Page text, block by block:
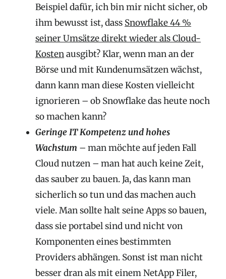
Beispiel dafür, ich bin mir nicht sicher, ob
ihm bewusst ist, dass Snowflake 44 %
seiner Umsätze direkt wieder als Cloud-
Kostenausgibt? Klar, wenn man an der
Börse und mit Kundenumsätzen wächst,
dann kann man diese Kosten vielleicht
ignorieren – ob Snowflake das heute noch
so machen kann?
Geringe IT Kompetenz und hohes
Wachstum – man möchte auf jeden Fall
Cloud nutzen – man hat auch keine Zeit,
das sauber zu bauen. Ja, das kann man
sicherlich so tun und das machen auch
viele. Man sollte halt seine Apps so bauen,
dass sie portabel sind und nicht von
Komponenten eines bestimmten
Providers abhängen. Sonst ist man nicht
besser dran als mit einem NetApp Filer,